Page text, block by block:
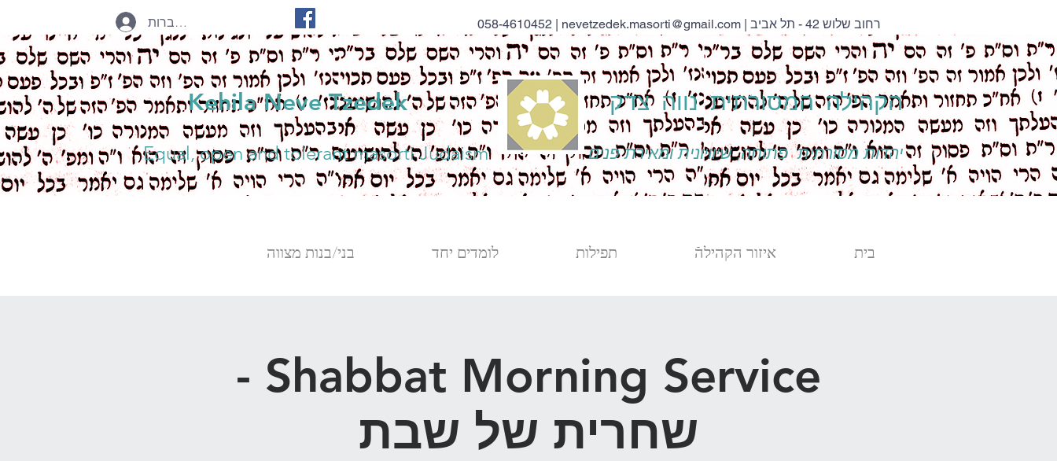
058-4610452 | nevetzedek.masorti@gmail.com | רחוב שלוש 42 - תל אביב להתחברות
Kehila Neve Tzedek
Equal, open and tolerant masorti Judaism
הקהילה המסורתית נווה צדק
יהדות מסורתית פתוחה, שיוויונית ומאירת פנים
בית איזור הקהילהֿ תפילות לומדים יחד בני/בנות מצווה
Shabbat Morning Service -
שחרית של שבת